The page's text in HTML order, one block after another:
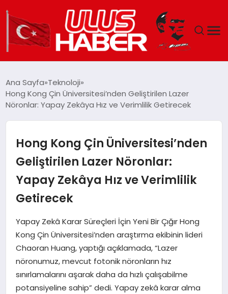
DÜNYA
SIYASET
TEKNOLOJI
MAGAZIN
SPOR
YAŞAM
Ana Sayfa Teknoloji
Hong Kong Çin Üniversitesi’nden Geliştirilen Lazer
Nöronlar: Yapay Zekâya Hız ve Verimlilik Getirecek
Hong Kong Çin Üniversitesi’nden
Geliştirilen Lazer Nöronlar:
Yapay Zekâya Hız ve Verimlilik
Getirecek
Yapay Zekâ Karar Süreçleri İçin Yeni Bir Çığır Hong
Kong Çin Üniversitesi’nden araştırma ekibinin lideri
Chaoran Huang, yaptığı açıklamada, “Lazer
nöronumuz, mevcut fotonik nöronların hız
sınırlamalarını aşarak daha da hızlı çalışabilme
potansiyeline sahip” dedi. Yapay zekâ karar alma